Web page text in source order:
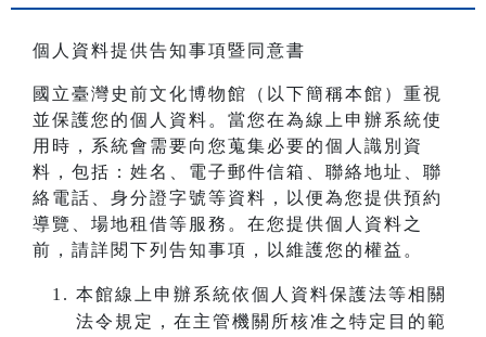
個人資料提供告知事項暨同意書
國立臺灣史前文化博物館（以下簡稱本館）重視
並保護您的個人資料。當您在為線上申辦系統使
用時，系統會需要向您蒐集必要的個人識別資
料，包括：姓名、電子郵件信箱、聯絡地址、聯
絡電話、身分證字號等資料，以便為您提供預約
導覽、場地租借等服務。在您提供個人資料之
前，請詳閱下列告知事項，以維護您的權益。
本館線上申辦系統依個人資料保護法等相關
法令規定，在主管機關所核准之特定目的範